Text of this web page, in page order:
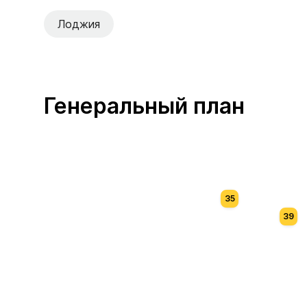
Лоджия
Генеральный план
39
35